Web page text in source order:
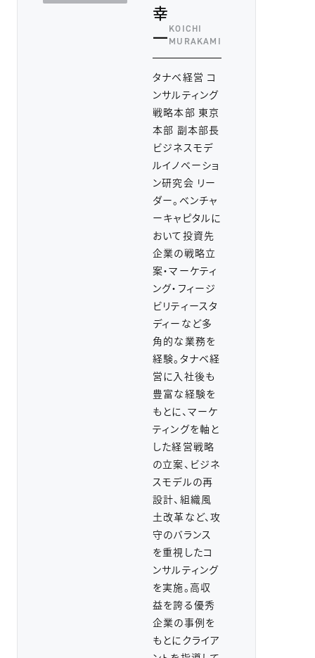
幸
一KOICHI
MURAKAMI
タナベ経営 コ
ンサルティング
戦略本部 東京
本部 副本部長
ビジネスモデ
ルイノベーショ
ン研究会 リー
ダー。ベンチャ
ーキャピタルに
おいて投資先
企業の戦略立
案・マーケティ
ング・フィージ
ビリティースタ
ディーなど多
角的な業務を
経験。タナベ経
営に入社後も
豊富な経験を
もとに、マーケ
ティングを軸と
した経営戦略
の立案、ビジネ
スモデルの再
設計、組織風
土改革など、攻
守のバランス
を重視したコ
ンサルティング
を実施。高収
益を誇る優秀
企業の事例を
もとにクライア